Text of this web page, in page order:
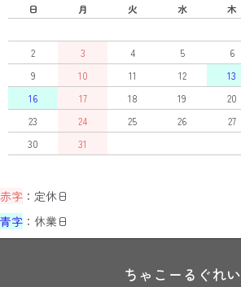
日
月 火 水 木
2
3 4 5 6
9
10 11 12 13
16
17 18 19 20
23
24 25 26 27
30
31
赤字 ：定休日
青字 ：休業日
ちゃこーるぐれい